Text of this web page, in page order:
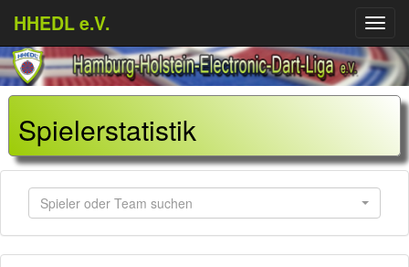
HHEDL e.V.
Menü
Spielerstatistik
Spieler oder Team suchen